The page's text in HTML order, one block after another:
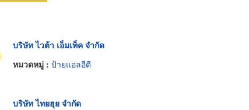
บริษัท ไวต้า เอ็มเท็ค จำกัด
หมวดหมู่ : ป้ายแอลอีดี
บริษัท ไทยฮุย จำกัด